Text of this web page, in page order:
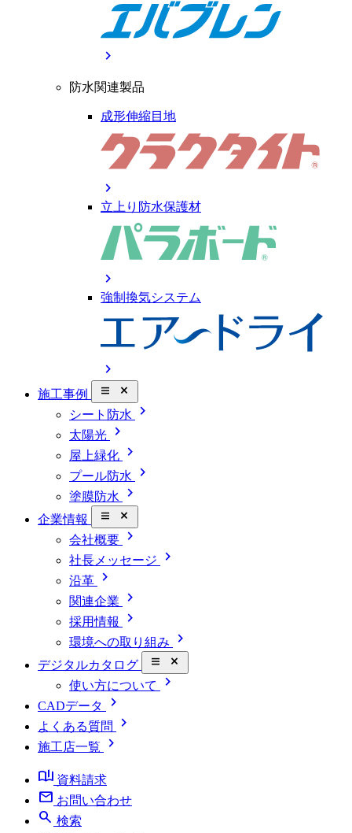
chevron_right
防水関連製品
成形伸縮目地
chevron_right
立上り防水保護材
chevron_right
強制換気システム
chevron_right
施工事例 close_small
シート防水 chevron_right
太陽光 chevron_right
屋上緑化 chevron_right
プール防水 chevron_right
塗膜防水 chevron_right
企業情報 close_small
会社概要 chevron_right
社長メッセージ chevron_right
沿革 chevron_right
関連企業 chevron_right
採用情報 chevron_right
環境への取り組み chevron_right
デジタルカタログ close_small
使い方について chevron_right
CADデータ chevron_right
よくある質問 chevron_right
施工店一覧
chevron_right
book_ribbon 資料請求
mail お問い合わせ
search 検索